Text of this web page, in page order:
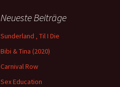
Neueste Beiträge
Sunderland ‚ Til I Die
Bibi & Tina (2020)
Carnival Row
Sex Education